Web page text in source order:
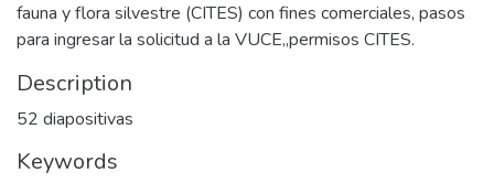
fauna y flora silvestre (CITES) con fines comerciales, pasos
para ingresar la solicitud a la VUCE,,permisos CITES.
Description
52 diapositivas
Keywords